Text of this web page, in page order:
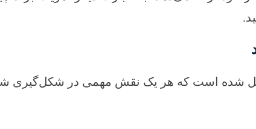
شده است که هر یک نقش مهمی در شکل‌گیری